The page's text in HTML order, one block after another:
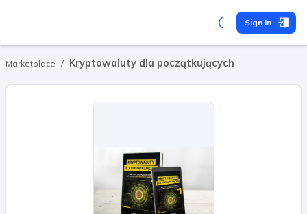
Sign In
Marketplace / Kryptowaluty dla początkujących